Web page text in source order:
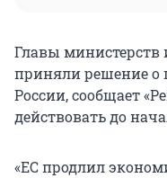
Главы министерств
приняли решение о
России, сообщает
действовать до
«ЕС продлил